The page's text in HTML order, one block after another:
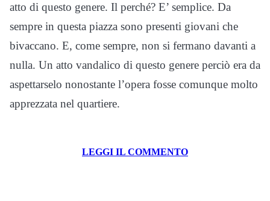
atto di questo genere. Il perché? E’ semplice. Da
sempre in questa piazza sono presenti giovani che
bivaccano. E, come sempre, non si fermano davanti a
nulla. Un atto vandalico di questo genere perciò era da
aspettarselo nonostante l’opera fosse comunque molto
apprezzata nel quartiere.
LEGGI IL COMMENTO